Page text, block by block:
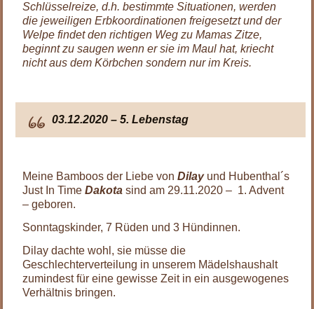
Schlüsselreize, d.h. bestimmte Situationen, werden
die jeweiligen Erbkoordinationen freigesetzt und der
Welpe findet den richtigen Weg zu Mamas Zitze,
beginnt zu saugen wenn er sie im Maul hat, kriecht
nicht aus dem Körbchen sondern nur im Kreis.
03.12.2020 – 5. Lebenstag
Meine Bamboos der Liebe vonDilay und Hubenthal´s
Just In TimeDakota sind am 29.11.2020 – 1. Advent
– geboren.
Sonntagskinder, 7 Rüden und 3 Hündinnen.
Dilay dachte wohl, sie müsse die
Geschlechterverteilung in unserem Mädelshaushalt
zumindest für eine gewisse Zeit in ein ausgewogenes
Verhältnis bringen.